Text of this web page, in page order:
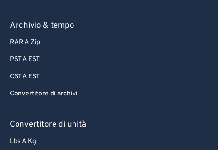
Archivio & tempo
RAR A Zip
PST A EST
CST A EST
Convertitore di archivi
Convertitore di unità
Lbs A Kg